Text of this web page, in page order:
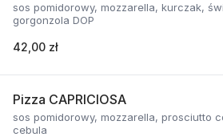
sos pomidorowy, mozzarella, kurczak,
gorgonzola DOP
42,00 zł
Pizza CAPRICIOSA
sos pomidorowy, mozzarella, prosciutto
cebula